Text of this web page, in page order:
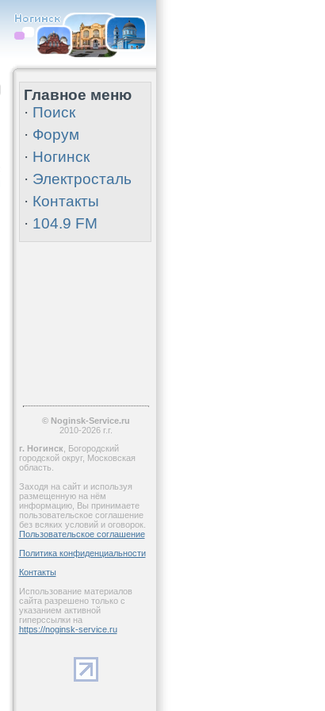
Главное меню
· Поиск
· Форум
· Ногинск
· Электросталь
· Контакты
· 104.9 FM
© Noginsk-Service.ru
2010-2026 г.г.
г. Ногинск , Богородский
городской округ, Московская
область.
Заходя на сайт и используя
размещенную на нём
информацию, Вы принимаете
пользовательское соглашение
без всяких условий и оговорок.
Пользовательское соглашение
Политика конфиденциальности
Контакты
Использование материалов
сайта разрешено только с
указанием активной
гиперссылки на
https://noginsk-service.ru